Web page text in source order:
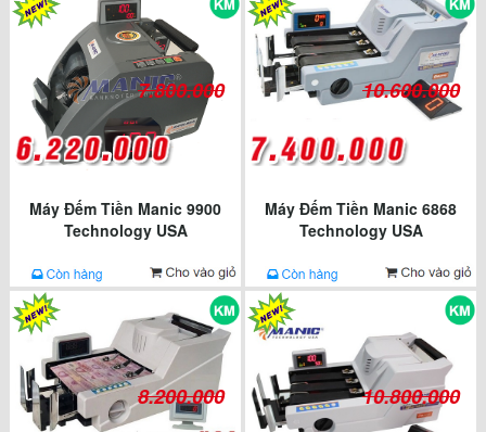
7.800.000
Máy Đếm Tiền Manic 9900
Technology USA
10.600.000
Máy Đếm Tiền Manic 6868
Technology USA
8.200.000 10.800.000